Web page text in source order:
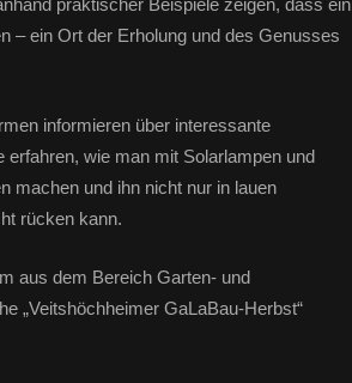
praktischer Beispiele zeigen, dass ein
– ein Ort der Erholung und des Genusses
informieren über interessante
wie man mit Solarlampen und
machen und ihn nicht nur in lauen
rücken kann.
aus dem Bereich Garten- und
„Veitshöchheimer GaLaBau-Herbst“